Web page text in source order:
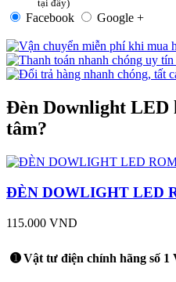
tại đây)
Facebook Google +
Đèn Downlight LED
tâm?
ĐÈN DOWLIGHT LED
115.000 VND
➊ Vật tư điện chính hãng số 1